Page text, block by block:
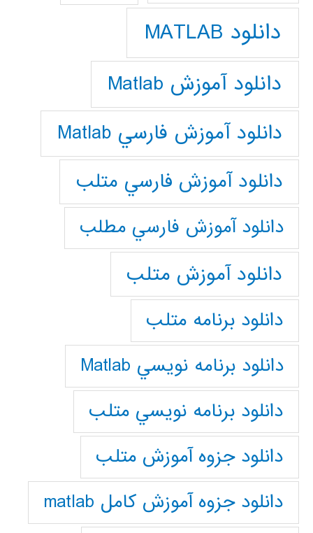
دانلود MATLAB
دانلود آموزش Matlab
دانلود آموزش فارسي Matlab
دانلود آموزش فارسي متلب
دانلود آموزش فارسي مطلب
دانلود آموزش متلب
دانلود برنامه متلب
دانلود برنامه نويسي Matlab
دانلود برنامه نويسي متلب
دانلود جزوه آموزش متلب
دانلود جزوه آموزش کامل matlab